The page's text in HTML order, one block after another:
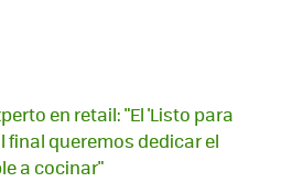
en retail: "El 'Listo para
final queremos dedicar el
a cocinar"